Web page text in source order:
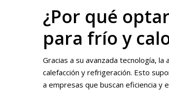
¿Por qué
para frío y
Gracias a su avanzada tecnología,
calefacción y refrigeración. Esto
a empresas que buscan eficiencia y